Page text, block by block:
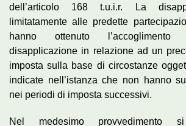
dell’articolo 168 t.u.i.r. La
limitatamente alle predette
hanno ottenuto l’accoglimento
disapplicazione in relazione ad un
imposta sulla base di circostanze
indicate nell’istanza che non hanno
nei periodi di imposta successivi.
Nel medesimo provvedimento